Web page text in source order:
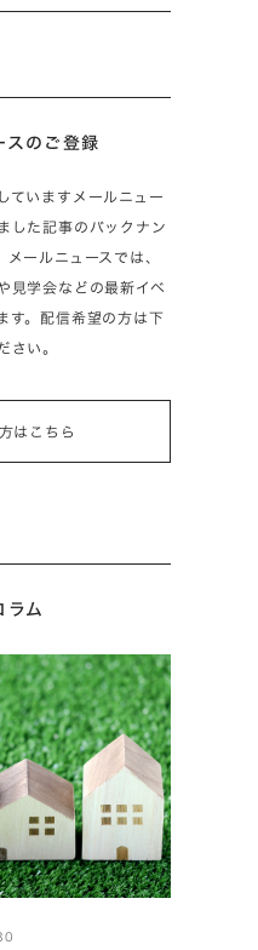
スのご登録
ていますメールニュー
した記事のバックナン
ールニュースでは、
見学会などの最新イベ
す。配信希望の方は下
さい。
はこちら
ラム